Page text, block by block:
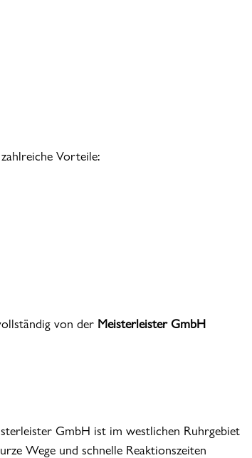
Vorteile:
von der Meisterleister GmbH
GmbH ist im westlichen Ruhrgebiet
Wege und schnelle Reaktionszeiten